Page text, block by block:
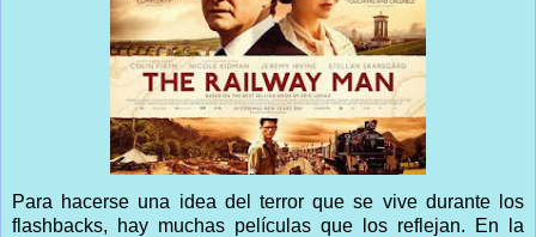
Para hacerse una idea del terror que se vive durante los
flashbacks, hay muchas películas que los reflejan. En la